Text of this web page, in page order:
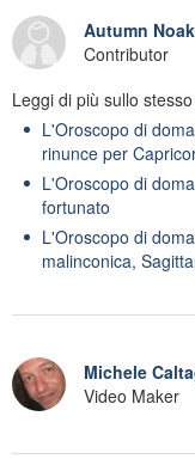
Autumn
Contributor
Leggi di più sullo
L'Oroscopo di
rinunce per
L'Oroscopo di
fortunato
L'Oroscopo di
malinconica,
Michele
Video Maker